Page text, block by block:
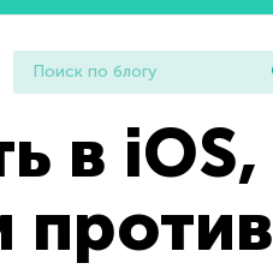
в iOS,
против